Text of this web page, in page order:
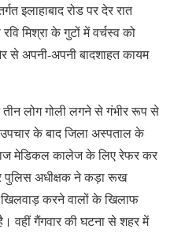
इलाहाबाद रोड पर देर रात
मिश्रा के गुटों में वर्चस्व को
से अपनी-अपनी बादशाहत कायम
तीन लोग गोली लगने से गंभीर रूप से
के बाद जिला अस्पताल के
मेडिकल कालेज के लिए रेफर कर
पुलिस अधीक्षक ने कड़ा रूख
करने वालों के खिलाफ
वहीं गैंगवार की घटना से शहर में